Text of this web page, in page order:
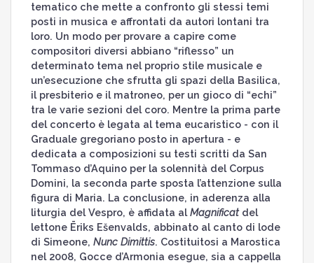
tematico che mette a confronto gli stessi temi
posti in musica e affrontati da autori lontani tra
loro. Un modo per provare a capire come
compositori diversi abbiano “riflesso” un
determinato tema nel proprio stile musicale e
un’esecuzione che sfrutta gli spazi della Basilica,
il presbiterio e il matroneo, per un gioco di “echi”
tra le varie sezioni del coro. Mentre la prima parte
del concerto è legata al tema eucaristico - con il
Graduale gregoriano posto in apertura - e
dedicata a composizioni su testi scritti da San
Tommaso d’Aquino per la solennità del Corpus
Domini, la seconda parte sposta l’attenzione sulla
figura di Maria. La conclusione, in aderenza alla
liturgia del Vespro, è affidata alMagnificatdel
lettone Ēriks Ešenvalds, abbinato al canto di lode
di Simeone, Nunc Dimittis. Costituitosi a Marostica
nel 2008, Gocce d’Armonia esegue, sia a cappella